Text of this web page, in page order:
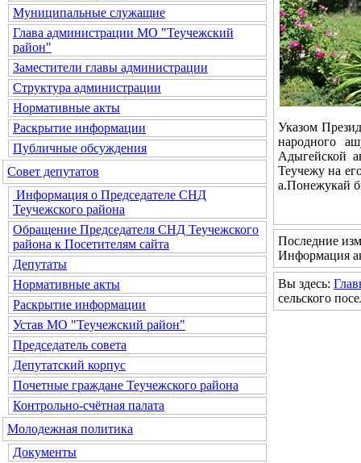
Муниципальные служащие
Глава администрации МО "Теучежский
район"
Заместители главы администрации
Структура администрации
Нормативные акты
Раскрытие информации
Публичные обсуждения
Совет депутатов
Информация о Председателе СНД
Теучежского района
Обращение Председателя СНД Теучежского
района к Посетителям сайта
Депутаты
Нормативные акты
Раскрытие информации
Устав МО "Теучежский район"
Председатель совета
Депутатский корпус
Почетные граждане Теучежского района
Контрольно-счётная палата
Молодежная политика
Документы
Указом
народного
Адыгейской
Теучежу на
а.Понежукай
Последние
Информация
Вы здесь:
сельского